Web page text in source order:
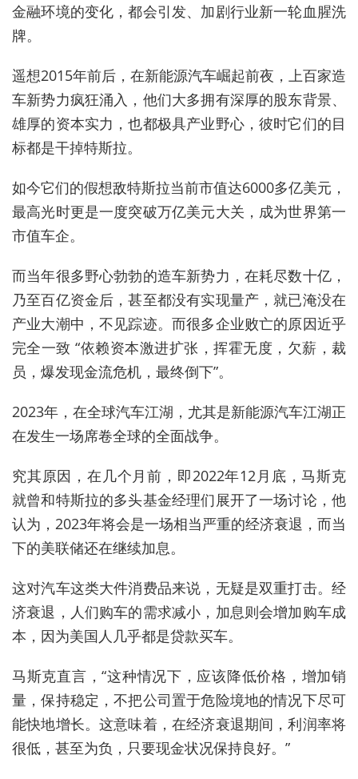
金融环境的变化，都会引发、加剧行业新一轮血腥洗
牌。
遥想2015年前后，在新能源汽车崛起前夜，上百家造
车新势力疯狂涌入，他们大多拥有深厚的股东背景、
雄厚的资本实力，也都极具产业野心，彼时它们的目
标都是干掉特斯拉。
如今它们的假想敌特斯拉当前市值达6000多亿美元，
最高光时更是一度突破万亿美元大关，成为世界第一
市值车企。
而当年很多野心勃勃的造车新势力，在耗尽数十亿，
乃至百亿资金后，甚至都没有实现量产，就已淹没在
产业大潮中，不见踪迹。而很多企业败亡的原因近乎
完全一致 “依赖资本激进扩张，挥霍无度，欠薪，裁
员，爆发现金流危机，最终倒下”。
2023年，在全球汽车江湖，尤其是新能源汽车江湖正
在发生一场席卷全球的全面战争。
究其原因，在几个月前，即2022年12月底，马斯克
就曾和特斯拉的多头基金经理们展开了一场讨论，他
认为，2023年将会是一场相当严重的经济衰退，而当
下的美联储还在继续加息。
这对汽车这类大件消费品来说，无疑是双重打击。经
济衰退，人们购车的需求减小，加息则会增加购车成
本，因为美国人几乎都是贷款买车。
马斯克直言，“这种情况下，应该降低价格，增加销
量，保持稳定，不把公司置于危险境地的情况下尽可
能快地增长。这意味着，在经济衰退期间，利润率将
很低，甚至为负，只要现金状况保持良好。”